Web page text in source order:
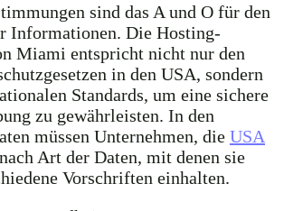
sind das A und O für den
Informationen. Die Hosting-
Miami entspricht nicht nur den
in den USA, sondern
Standards, um eine sichere
zu gewährleisten. In den
müssen Unternehmen, die USA
Art der Daten, mit denen sie
Vorschriften einhalten.